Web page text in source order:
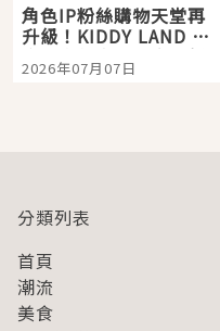
角色IP粉絲購物天堂再
升級！KIDDY LAND 原
宿店吉伊卡哇迎客，新
開幕 OMOKADO 店3分
2026年07月07日
分類列表
首頁
潮流
美食